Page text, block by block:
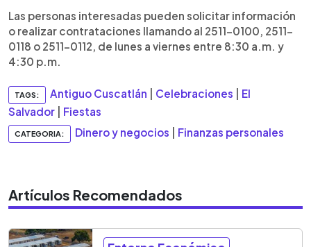
Las personas interesadas pueden solicitar información
o realizar contrataciones llamando al 2511-0100, 2511-
0118 o 2511-0112, de lunes a viernes entre 8:30 a.m. y
4:30 p.m.
TAGS: Antiguo Cuscatlán Celebraciones
El
Salvador
Fiestas
CATEGORIA: Dinero y negocios Finanzas personales
Artículos Recomendados